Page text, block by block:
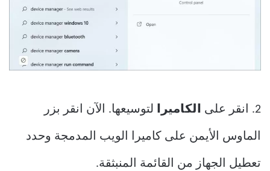
2. انقر على الكاميرا لتوسيعها. الآن انقر بزر
الماوس الأيمن على كاميرا الويب المدمجة وحدد
تعطيل الجهاز من القائمة المنبثقة.